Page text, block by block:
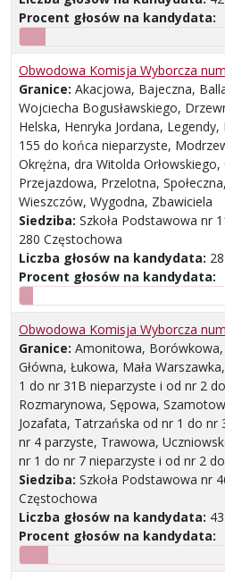
Procent głosów na kandydata:
Obwodowa Komisja Wyborcza
Granice: Akacjowa, Bajeczna,
Wojciecha Bogusławskiego,
Helska, Henryka Jordana,
155 do końca nieparzyste,
Okrężna, dra Witolda
Przejazdowa, Przelotna,
Wieszczów, Wygodna, Zbawiciela
Siedziba: Szkoła Podstawowa nr
280 Częstochowa
Liczba głosów na kandydata: 28
Procent głosów na kandydata:
Obwodowa Komisja Wyborcza
Granice: Amonitowa, Borówkowa,
Główna, Łukowa, Mała
1 do nr 31B nieparzyste i od nr 2
Rozmarynowa, Sępowa,
Jozafata, Tatrzańska od nr 1 do nr
nr 4 parzyste, Trawowa,
nr 1 do nr 7 nieparzyste i od nr 2
Siedziba: Szkoła Podstawowa nr
Częstochowa
Liczba głosów na kandydata: 43
Procent głosów na kandydata: